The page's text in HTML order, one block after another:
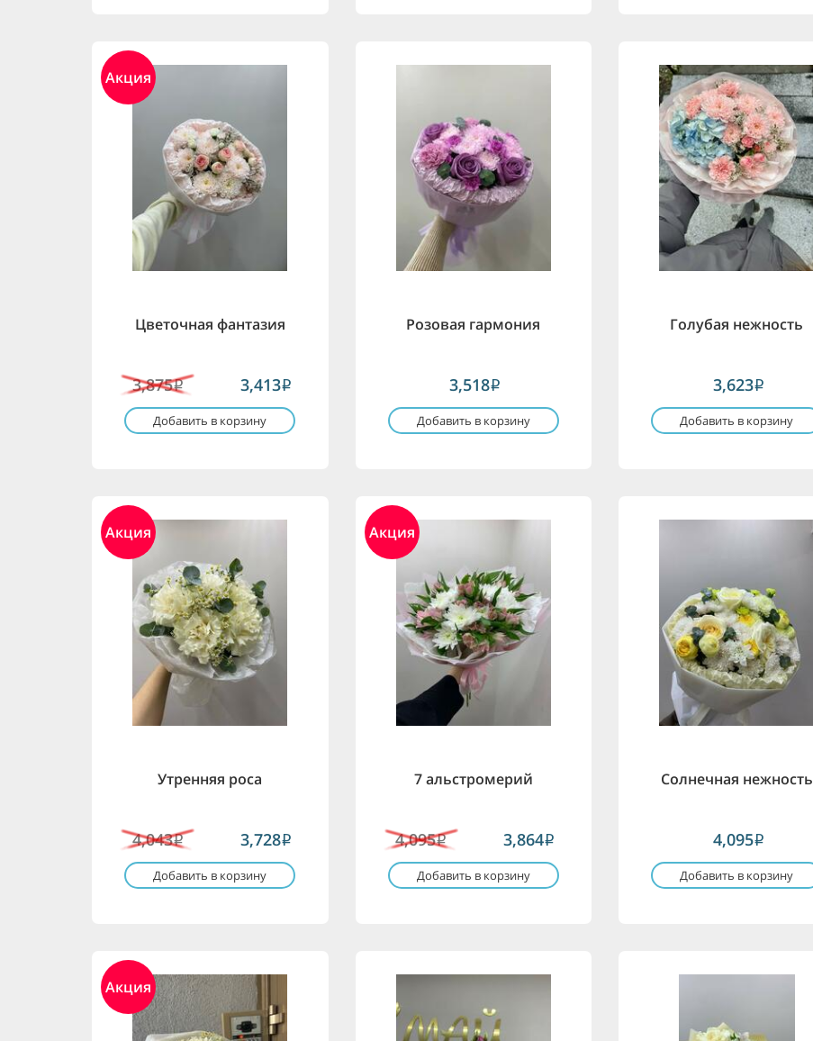
Акция
Цветочная фантазия
3,875i 3,413i
Добавить в корзину
Розовая гармония
3,518i
Добавить в корзину
Голубая нежность
3,623i
Добавить в корзину
Акция
Утренняя роса
4,043i 3,728i
Добавить в корзину
Акция
7 альстромерий
4,095i 3,864i
Добавить в корзину
Солнечная нежность
4,095i
Добавить в корзину
Акция